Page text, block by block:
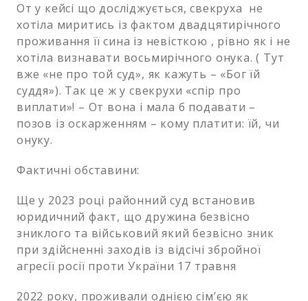
От у кейсі що досліджується, свекруха не
хотіла миритись із фактом двадцятирічного
проживання її сина із невісткою , рівно як і не
хотіла визнавати восьмирічного онука. ( Тут
вже «не про той суд», як кажуть – «Бог їй
суддя»). Так це ж у свекрухи «спір про
виплати»! – От вона і мала б подавати –
позов із оскарженням – кому платити: їй, чи
онуку.
Фактичні обставини:
Ще у 2023 році районний суд встановив
юридичний факт, що дружина безвісно
зниклого та військовий який безвісно зник
при здійсненні заходів із відсічі збройної
агресії росії проти України 17 травня
2022 року, проживали однією сім’єю як